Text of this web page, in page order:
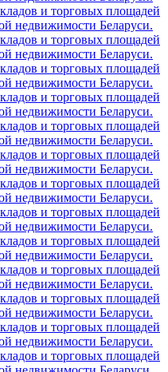
и торговых площадей
недвижимости Беларуси.
и торговых площадей
недвижимости Беларуси.
и торговых площадей
недвижимости Беларуси.
и торговых площадей
недвижимости Беларуси.
и торговых площадей
недвижимости Беларуси.
и торговых площадей
недвижимости Беларуси.
и торговых площадей
недвижимости Беларуси.
и торговых площадей
недвижимости Беларуси.
и торговых площадей
недвижимости Беларуси.
и торговых площадей
недвижимости Беларуси.
и торговых площадей
недвижимости Беларуси.
и торговых площадей
недвижимости Беларуси.
и торговых площадей